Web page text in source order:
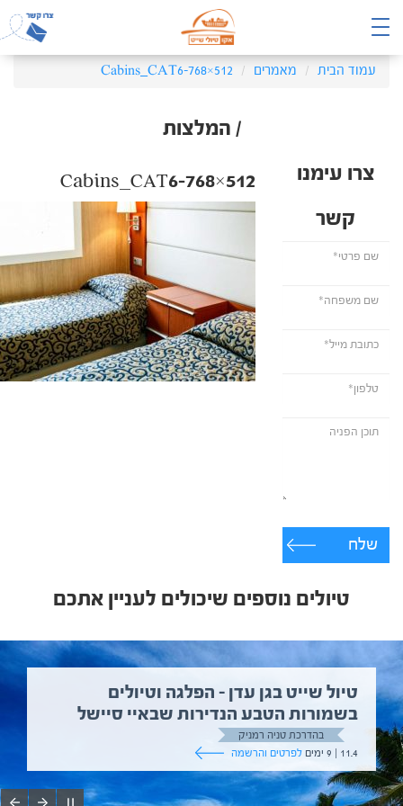
עמוד הבית מאמרים Cabins_CAT6-768×512
/ המלצות
צרו עימנו
קשר
שלח
Cabins_CAT6-768×512
טיולים נוספים שיכולים לעניין אתכם
טיול שייט בגן עדן – הפלגה וטיולים
בשמורות הטבע הנדירות שבאיי סיישל
בהדרכת טניה רמניק
11.4 | 9 ימים
לפרטים והרשמה